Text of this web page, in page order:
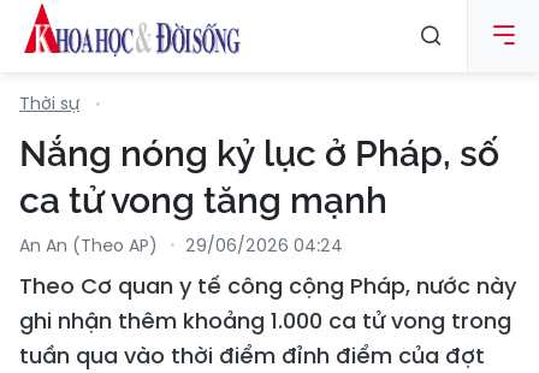
Thời sự
Nắng nóng kỷ lục ở Pháp, số
ca tử vong tăng mạnh
An An (Theo AP) 29/06/2026 04:24
Theo Cơ quan y tế công cộng Pháp, nước này
ghi nhận thêm khoảng 1.000 ca tử vong trong
tuần qua vào thời điểm đỉnh điểm của đợt